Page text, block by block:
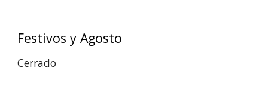
Festivos y Agosto
Cerrado